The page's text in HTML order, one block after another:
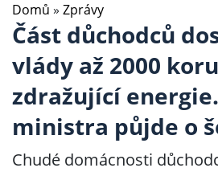
Domů » Zprávy
Část důchodců
vlády až 2000
zdražující
ministra půjde o
Chudé domácnosti